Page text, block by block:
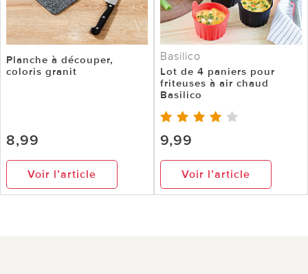
Planche à découper,
coloris granit
8,99
Voir l’article
Basilico
Lot de 4 paniers pour
friteuses à air chaud
Basilico
9,99
Voir l’article